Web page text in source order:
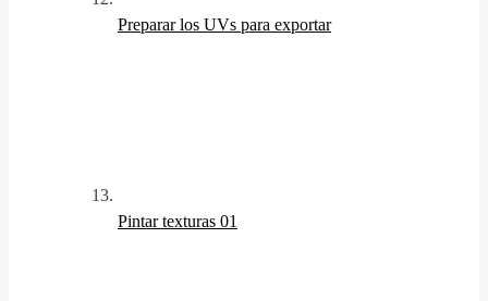
Preparar los UVs para exportar
Pintar texturas 01